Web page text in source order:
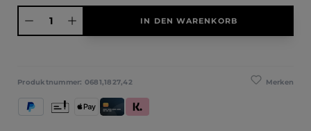
IN DEN WARENKORB
Merken
Produktnummer: 0681,1827,42
PayPal Apple PayKredit- und Debitkarte
Klarna (Rechnung / Ratenkauf / Sofort)
Vorkasse